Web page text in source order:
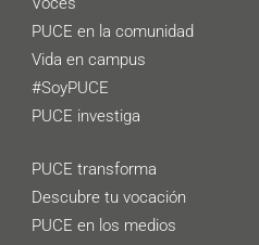
PUCE en la comunidad
Vida en campus
#SoyPUCE
PUCE investiga
PUCE transforma
Descubre tu vocación
PUCE en los medios